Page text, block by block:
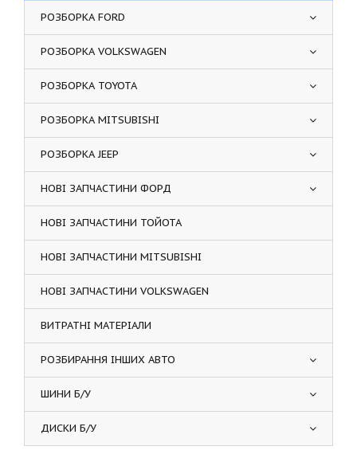
РОЗБОРКА FORD
РОЗБОРКА VOLKSWAGEN
РОЗБОРКА TOYOTA
РОЗБОРКА MITSUBISHI
РОЗБОРКА JEEP
НОВІ ЗАПЧАСТИНИ ФОРД
НОВІ ЗАПЧАСТИНИ ТОЙОТА
НОВІ ЗАПЧАСТИНИ MITSUBISHI
НОВІ ЗАПЧАСТИНИ VOLKSWAGEN
ВИТРАТНІ МАТЕРІАЛИ
РОЗБИРАННЯ ІНШИХ АВТО
ШИНИ Б/У
ДИСКИ Б/У